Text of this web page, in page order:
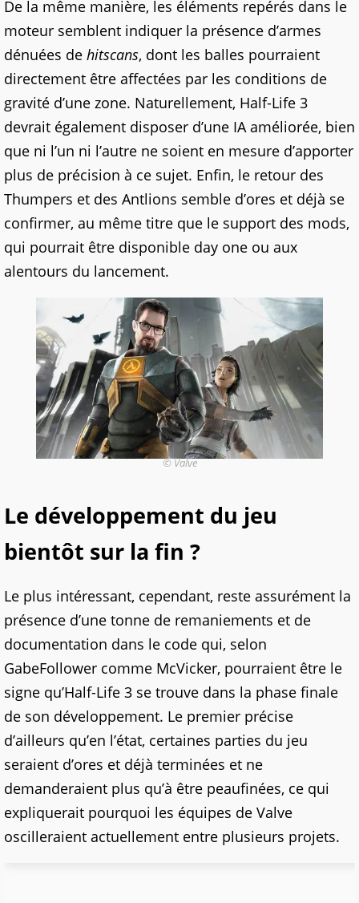
De la même manière, les éléments repérés dans le
moteur semblent indiquer la présence d’armes
dénuées de hitscans, dont les balles pourraient
directement être affectées par les conditions de
gravité d’une zone. Naturellement, Half-Life 3
devrait également disposer d’une IA améliorée, bien
que ni l’un ni l’autre ne soient en mesure d’apporter
plus de précision à ce sujet. Enfin, le retour des
Thumpers et des Antlions semble d’ores et déjà se
confirmer, au même titre que le support des mods,
qui pourrait être disponible day one ou aux
alentours du lancement.
© Valve
Le développement du jeu
bientôt sur la fin ?
Le plus intéressant, cependant, reste assurément la
présence d’une tonne de remaniements et de
documentation dans le code qui, selon
GabeFollower comme McVicker, pourraient être le
signe qu’Half-Life 3 se trouve dans la phase finale
de son développement. Le premier précise
d’ailleurs qu’en l’état, certaines parties du jeu
seraient d’ores et déjà terminées et ne
demanderaient plus qu’à être peaufinées, ce qui
expliquerait pourquoi les équipes de Valve
oscilleraient actuellement entre plusieurs projets.